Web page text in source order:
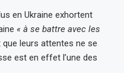
en Ukraine exhortent
« à se battre avec les
que leurs attentes ne se
est en effet l’une des